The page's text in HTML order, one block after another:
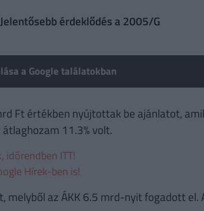
érdeklődés a 2005/G
a Google találatokban
Ft értékben nyújtottak be ajánlatot,
11.3% volt.
időrendben ITT!
Hírek-ben is!
az ÁKK 6.5 mrd-nyit fogadott el.